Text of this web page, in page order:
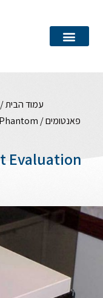
עמוד הבית/
פאנטומים/ Mammography Artifact Evaluation Phantom
Evaluation